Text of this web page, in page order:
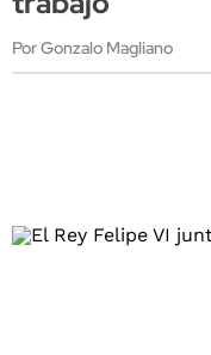
Por Gonzalo Magliano